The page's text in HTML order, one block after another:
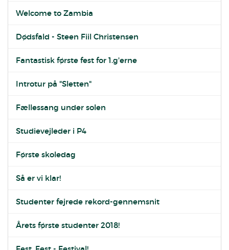
Welcome to Zambia
Dødsfald - Steen Fiil Christensen
Fantastisk første fest for 1.g'erne
Introtur på "Sletten"
Fællessang under solen
Studievejleder i P4
Første skoledag
Så er vi klar!
Studenter fejrede rekord-gennemsnit
Årets første studenter 2018!